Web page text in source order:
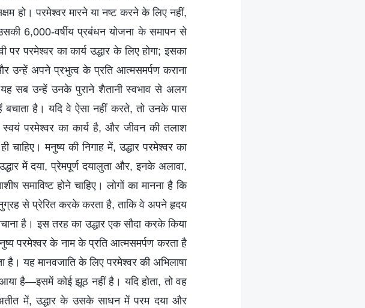
हो। परमेश्वर मारने या नष्ट करने के लिए नहीं,
6,000-वर्षीय प्रबंधन योजना के समापन से
परमेश्वर का कार्य उद्धार के लिए होगा; इसका
उन्हें अपने प्रभुत्व के प्रति आत्मसमर्पण कराना
सब उन्हें उनके पुराने शैतानी स्वभाव से अलग
है। यदि वे ऐसा नहीं करते, तो उनके पास
स्वयं परमेश्वर का कार्य है, और जीवन की तलाश
मनुष्य की निगाह में, उद्धार परमेश्वर का
में दया, प्रेमपूर्ण दयालुता और, इनके अलावा,
समाविष्ट होने चाहिए। लोगों का मानना है कि
से प्रेरित करके करता है, ताकि वे अपने हृदय
है। इस तरह का उद्धार एक सौदा करके किया
परमेश्वर के नाम के प्रति आत्मसमर्पण करता है
यह मानवजाति के लिए परमेश्वर की अभिलाषा
है—इसमें कोई झूठ नहीं है। यदि होता, तो वह
में, उद्धार के उसके साधन में परम दया और